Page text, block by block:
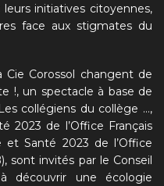
initiatives citoyennes,
face aux stigmates du
Cie Corossol changent de
!, un spectacle à base de
collégiens du collège …,
2023 de l’Office Français
et Santé 2023 de l’Office
sont invités par le Conseil
découvrir une écologie